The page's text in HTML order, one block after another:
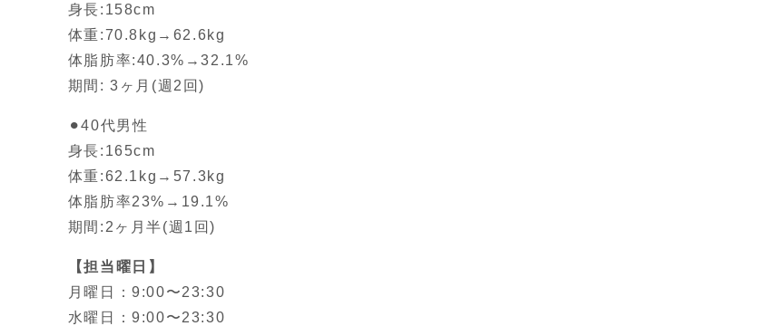
身長:158cm
体重:70.8kg→62.6kg
体脂肪率:40.3%→32.1%
期間: 3ヶ月(週2回)
⚫︎40代男性
身長:165cm
体重:62.1kg→57.3kg
体脂肪率23%→19.1%
期間:2ヶ月半(週1回)
【担当曜日】
月曜日：9:00〜23:30
水曜日：9:00〜23:30